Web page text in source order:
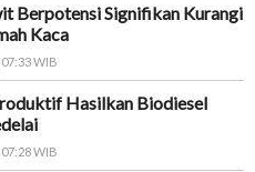
Berpotensi Signifikan Kurangi
Kaca
WIB
Hasilkan Biodiesel
WIB